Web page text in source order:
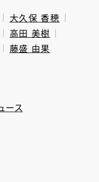
大久保 香穂
高田 美樹
藤盛 由果
ース